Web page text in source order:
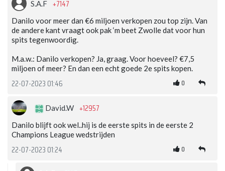
S.A.F +7147
Danilo voor meer dan €6 miljoen verkopen zou top zijn. Van
de andere kant vraagt ook pak ‘m beet Zwolle dat voor hun
spits tegenwoordig.
M.a.w.: Danilo verkopen? Ja, graag. Voor hoeveel? €7,5
miljoen of meer? En dan een echt goede 2e spits kopen.
22-07-2023 01:46 0
David.W +12957
Danilo blijft ook wel..hij is de eerste spits in de eerste 2
Champions League wedstrijden
22-07-2023 01:24 0